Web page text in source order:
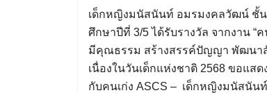
เด็กหญิงมนัสนันท์ อมรมงคลวัฒน์ ชั้
ศึกษาปีที่ 3/5 ได้รับรางวัล จากงาน “
มีคุณธรรม สร้างสรรค์ปัญญา พัฒนา
เนื่องในวันเด็กแห่งชาติ 2568 ขอแส
กับคนเก่ง ASCS – เด็กหญิงมนัสนัน